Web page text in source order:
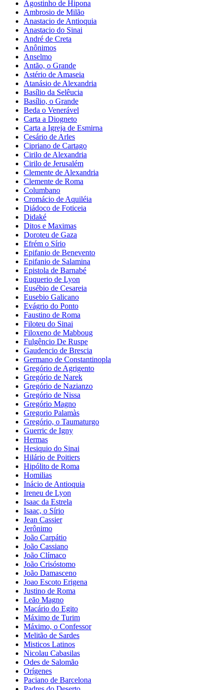
Agostinho de Hipona
Ambrosio de Milão
Anastacio de Antioquia
Anastacio do Sinai
André de Creta
Anônimos
Anselmo
Antão, o Grande
Astério de Amaseia
Atanásio de Alexandria
Basílio da Selêucia
Basílio, o Grande
Beda o Venerável
Carta a Diogneto
Carta a Igreja de Esmirna
Cesário de Arles
Cipriano de Cartago
Cirilo de Alexandria
Cirilo de Jerusalém
Clemente de Alexandria
Clemente de Roma
Columbano
Cromácio de Aquiléia
Diádoco de Foticeia
Didaké
Ditos e Maximas
Doroteu de Gaza
Efrém o Sírio
Epifanio de Benevento
Epifanio de Salamina
Epistola de Barnabé
Euquerio de Lyon
Eusébio de Cesareia
Eusebio Galicano
Evágrio do Ponto
Faustino de Roma
Filoteu do Sinai
Filoxeno de Mabboug
Fulgêncio De Ruspe
Gaudencio de Brescia
Germano de Constantinopla
Gregório de Agrigento
Gregório de Narek
Gregório de Nazianzo
Gregório de Nissa
Gregório Magno
Gregorio Palamàs
Gregório, o Taumaturgo
Guerric de Igny
Hermas
Hesiquio do Sinai
Hilário de Poitiers
Hipólito de Roma
Homilias
Inácio de Antioquia
Ireneu de Lyon
Isaac da Estrela
Isaac, o Sírio
Jean Cassier
Jerônimo
João Carpátio
João Cassiano
João Clímaco
João Crisóstomo
João Damasceno
Joao Escoto Erigena
Justino de Roma
Leão Magno
Macário do Egito
Máximo de Turim
Máximo, o Confessor
Melitão de Sardes
Misticos Latinos
Nicolau Cabasilas
Odes de Salomão
Orígenes
Paciano de Barcelona